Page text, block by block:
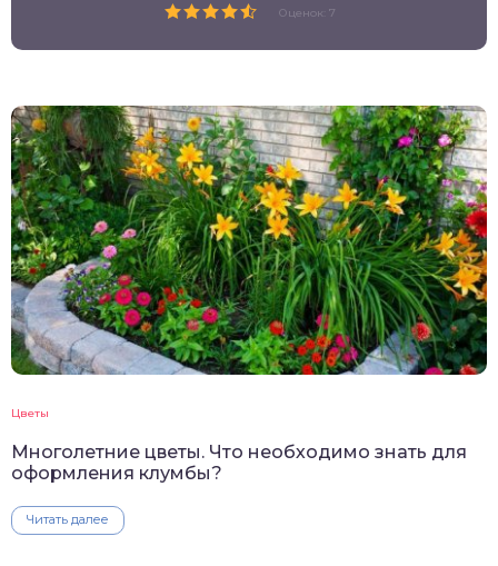
Оценок: 7
Цветы
Многолетние цветы. Что необходимо знать для
оформления клумбы?
Читать далее